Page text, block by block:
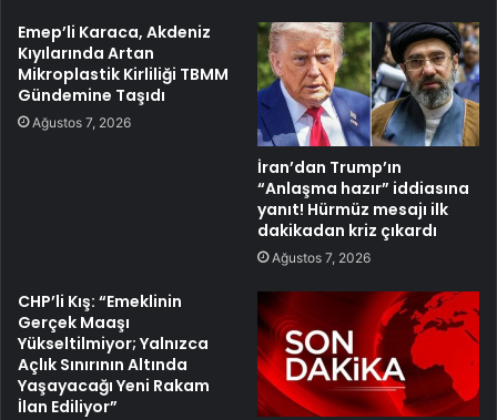
Emep’li Karaca, Akdeniz
Kıyılarında Artan
Mikroplastik Kirliliği TBMM
Gündemine Taşıdı
Ağustos 7, 2026
İran’dan Trump’ın
“Anlaşma hazır” iddiasına
yanıt! Hürmüz mesajı ilk
dakikadan kriz çıkardı
Ağustos 7, 2026
CHP’li Kış: “Emeklinin
Gerçek Maaşı
Yükseltilmiyor; Yalnızca
Açlık Sınırının Altında
Yaşayacağı Yeni Rakam
İlan Ediliyor”